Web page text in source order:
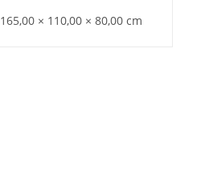
165,00 × 110,00 × 80,00 cm